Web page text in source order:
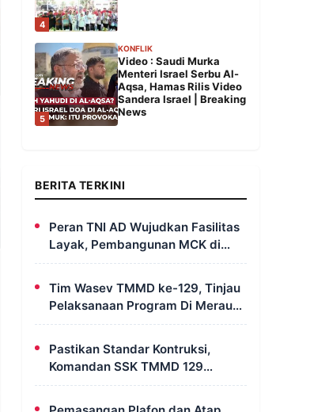
4
5
KONFLIK
Video : Saudi Murka
Menteri Israel Serbu Al-
Aqsa, Hamas Rilis Video
Sandera Israel | Breaking
News
BERITA TERKINI
Peran TNI AD Wujudkan Fasilitas
Layak, Pembangunan MCK di
Dusun Serapu Rampung
Dikerjakan
Tim Wasev TMMD ke-129, Tinjau
Pelaksanaan Program Di Merauke
– Papua Selatan
Pastikan Standar Kontruksi,
Komandan SSK TMMD 129
Intensif Awasi Pembangunan